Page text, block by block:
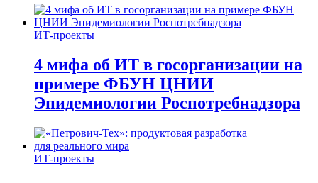
ИТ-проекты
4 мифа об ИТ в госорганизации на
примере ФБУН ЦНИИ
Эпидемиологии Роспотребнадзора
ИТ-проекты